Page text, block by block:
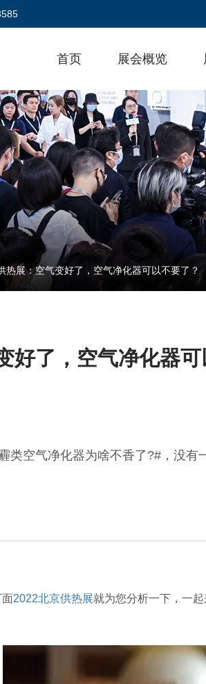
首页 展会概览
热展：空气变好了，空气净化器可以不要了？
好了，空气净化器可
类空气净化器为啥不香了?#，没有
2022北京供热展就为您分析一下，一起